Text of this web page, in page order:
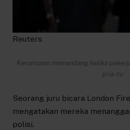
Reuters
Kerumunan memandang ketika
pria itu
Seorang juru bicara London
mengatakan mereka
polisi.